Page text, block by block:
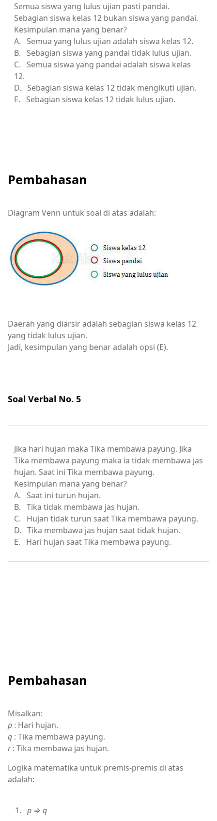
Semua siswa yang lulus ujian pasti pandai.
Sebagian siswa kelas 12 bukan siswa yang pandai.
Kesimpulan mana yang benar?
A. Semua yang lulus ujian adalah siswa kelas 12.
B. Sebagian siswa yang pandai tidak lulus ujian.
C. Semua siswa yang pandai adalah siswa kelas
12.
D. Sebagian siswa kelas 12 tidak mengikuti ujian.
E. Sebagian siswa kelas 12 tidak lulus ujian.
Pembahasan
Diagram Venn untuk soal di atas adalah:
Daerah yang diarsir adalah sebagian siswa kelas 12
yang tidak lulus ujian.
Jadi, kesimpulan yang benar adalah opsi (E).
Soal Verbal No. 5
Jika hari hujan maka Tika membawa payung. Jika
Tika membawa payung maka ia tidak membawa jas
hujan. Saat ini Tika membawa payung.
Kesimpulan mana yang benar?
A. Saat ini turun hujan.
B. Tika tidak membawa jas hujan.
C. Hujan tidak turun saat Tika membawa payung.
D. Tika membawa jas hujan saat tidak hujan.
E. Hari hujan saat Tika membawa payung.
Pembahasan
Misalkan:
p : Hari hujan.
q : Tika membawa payung.
r: Tika membawa jas hujan.
Logika matematika untuk premis-premis di atas
adalah:
p ⇒ q